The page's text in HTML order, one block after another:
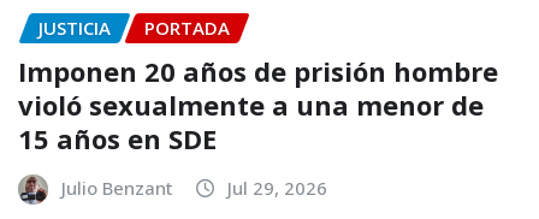
JUSTICIA PORTADA
Imponen 20 años de prisión hombre
violó sexualmente a una menor de
15 años en SDE
Julio Benzant Jul 29, 2026